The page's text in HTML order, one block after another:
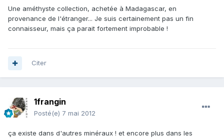
Une améthyste collection, achetée à Madagascar, en
provenance de l'étranger... Je suis certainement pas un fin
connaisseur, mais ça parait fortement improbable !
Citer
1frangin
Posté(e) 7 mai 2012
ça existe dans d'autres minéraux ! et encore plus dans les